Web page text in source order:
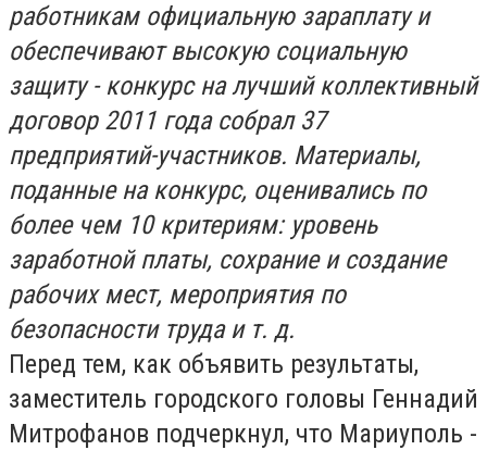
работникам официальную зараплату и
обеспечивают высокую социальную
защиту - конкурс на лучший коллективный
договор 2011 года собрал 37
предприятий-участников. Материалы,
поданные на конкурс, оценивались по
более чем 10 критериям: уровень
заработной платы, сохрание и создание
рабочих мест, мероприятия по
безопасности труда и т. д.
Перед тем, как объявить результаты,
заместитель городского головы Геннадий
Митрофанов подчеркнул, что Мариуполь -